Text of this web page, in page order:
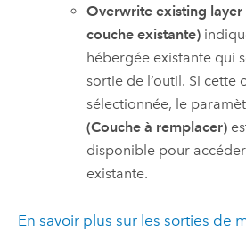
Overwrite existing layer
couche existante)
hébergée existante qui
sortie de l’outil. Si cette
sélectionnée, le
(Couche à remplacer)
disponible pour
existante.
En savoir plus sur les sorties de